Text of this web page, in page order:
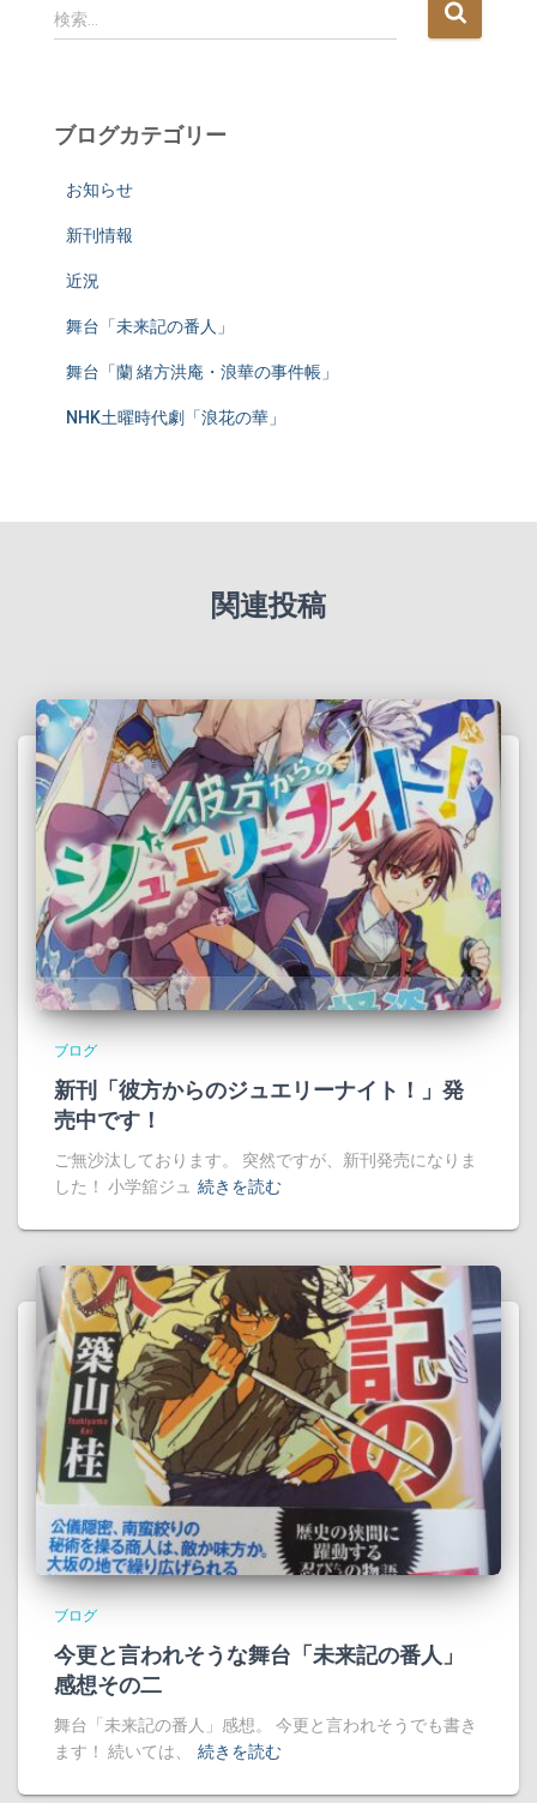
検
索
検索…
ブログカテゴリー
お知らせ
新刊情報
近況
舞台「未来記の番人」
舞台「蘭 緒方洪庵・浪華の事件帳」
NHK土曜時代劇「浪花の華」
関連投稿
ブログ
新刊「彼方からのジュエリーナイト！」発
売中です！
ご無沙汰しております。 突然ですが、新刊発売になりま
した！ 小学舘ジュ 続きを読む
ブログ
今更と言われそうな舞台「未来記の番人」
感想その二
舞台「未来記の番人」感想。 今更と言われそうでも書き
ます！ 続いては、
続きを読む